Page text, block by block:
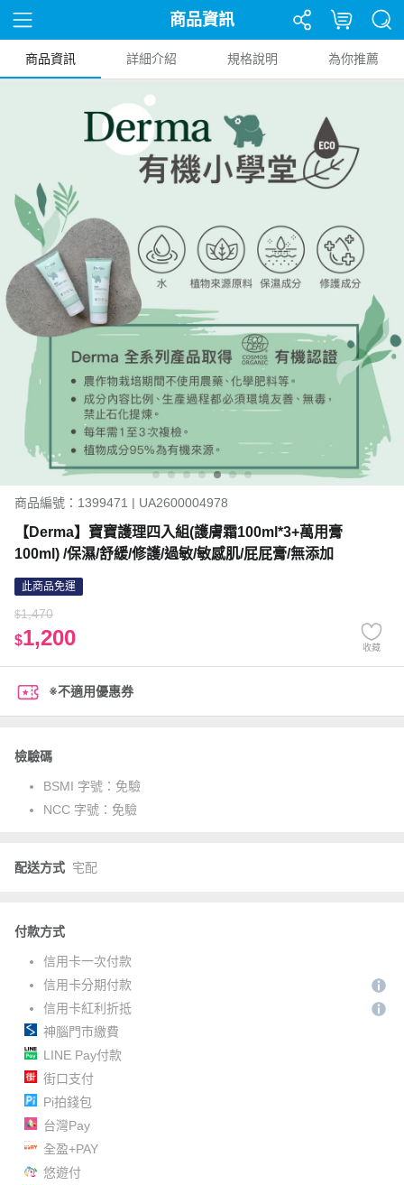
商品資訊
商品資訊 詳細介紹 規格說明 為你推薦
商品編號：1399471 | UA2600004978
【Derma】寶寶護理四入組(護膚霜100ml*3+萬用膏
100ml) /保濕/舒緩/修護/過敏/敏感肌/屁屁膏/無添加
此商品免運
$1,470
$1,200 收藏
※不適用優惠券
檢驗碼
BSMI 字號： 免驗
NCC 字號： 免驗
配送方式 宅配
付款方式
信用卡一次付款
信用卡分期付款
信用卡紅利折抵
神腦門市繳費
LINE Pay付款
街口支付
Pi拍錢包
台灣Pay
全盈+PAY
悠遊付